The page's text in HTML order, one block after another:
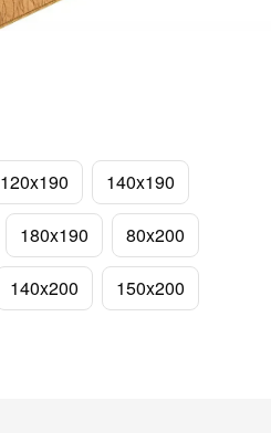
120x190 140x190
180x190 80x200
140x200 150x200